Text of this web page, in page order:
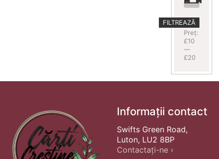
Preț
minim
Preț
maxim
FILTREAZĂ
Preț:
£10
—
£20
Informații contact
Swifts Green Road,
Luton, LU2 8BP
Contactați-ne ›